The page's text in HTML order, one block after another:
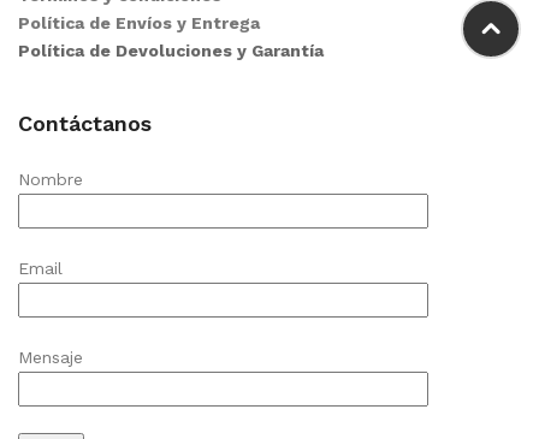
Política de Envíos y Entrega
Política de Devoluciones y Garantía
Contáctanos
Nombre
Email
Mensaje